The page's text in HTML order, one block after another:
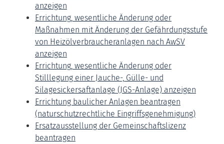
anzeigen
Errichtung, wesentliche Änderung oder
Maßnahmen mit Änderung der Gefährdungsstufe
von Heizölverbraucheranlagen nach AwSV
anzeigen
Errichtung, wesentliche Änderung oder
Stilllegung einer Jauche-, Gülle- und
Silagesickersaftanlage (JGS-Anlage) anzeigen
Errichtung baulicher Anlagen beantragen
(naturschutzrechtliche Eingriffsgenehmigung)
Ersatzausstellung der Gemeinschaftslizenz
beantragen